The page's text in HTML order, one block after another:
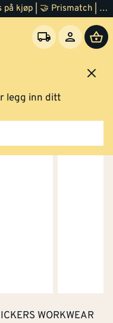
🚚 Fri frakt over 20 000 kr | 💰 Bonus på kjøp | 🤝 Prismatch | ⭐ 100% fornøyd garanti | 🏪 140 byggevarehus
legg inn ditt
WORKWEAR
str 80
str 84
str 88